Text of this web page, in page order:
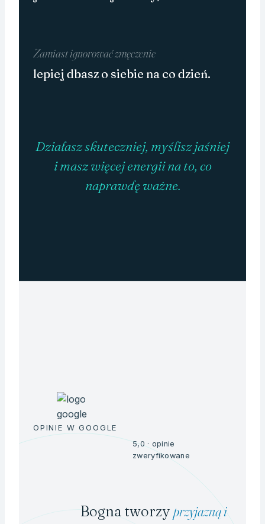
Zamiast ignorować zmęczenie
lepiej dbasz o siebie na co dzień.
Działasz skuteczniej, myślisz jaśniej
i masz więcej energii na to, co
naprawdę ważne.
OPINIE W GOOGLE
5,0 · opinie
zweryfikowane
Bogna tworzy przyjazną i